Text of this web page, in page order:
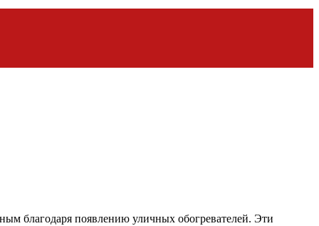
благодаря появлению уличных обогревателей. Эти